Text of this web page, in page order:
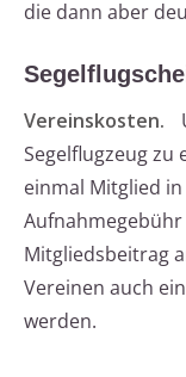
die dann aber
Vereinskosten.
Segelflugzeug zu
einmal Mitglied
Mitgliedsbeitrag
Vereinen auch
werden.